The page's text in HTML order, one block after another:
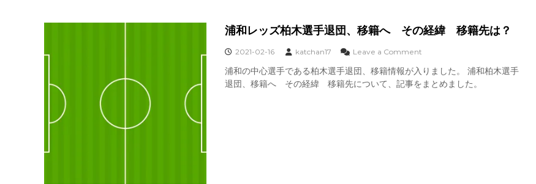
選
手
の
球
ッ
ズ
！
！
手
退
移
籍
へ
浦和レッズ柏木選手退団、移籍へ その経緯 移籍先は？
2021-02-16 katchan17 Leave a Commento
浦
和
浦和の中心選手である柏木選手退団、移籍情報が入りました。 浦和柏木選手
退団、移籍へ その経緯 移籍先について、記事をまとめました。